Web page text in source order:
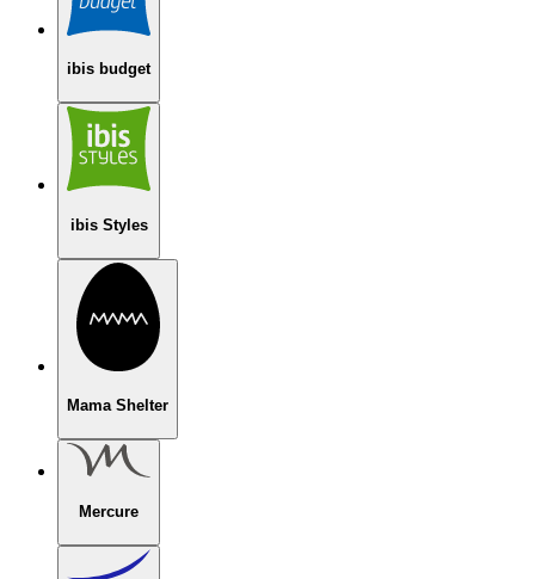
ibis budget
ibis Styles
Mama Shelter
Mercure